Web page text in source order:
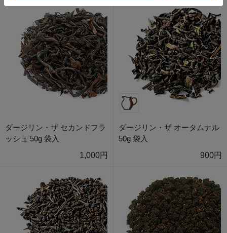
ダージリン・ザ セカンドフラ
ッシュ 50g 袋入
1,000円
ダージリン・ザ オータムナル
50g 袋入
900円